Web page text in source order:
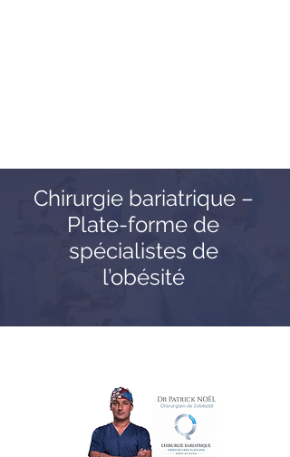
Chirurgie bariatrique –
Plate-forme de
spécialistes de
l’obésité